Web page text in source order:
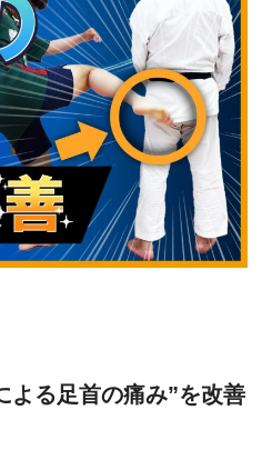
よる足首の痛み”を改善